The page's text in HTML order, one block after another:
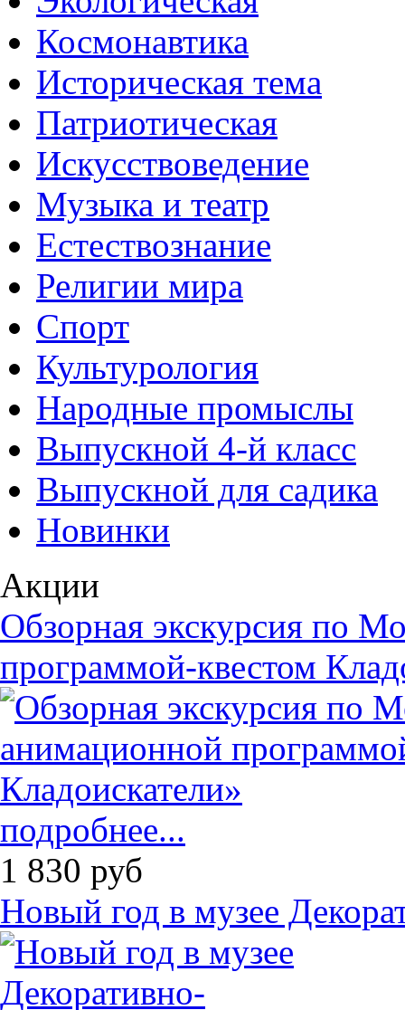
Космонавтика
Историческая тема
Патриотическая
Искусствоведение
Музыка и театр
Естествознание
Религии мира
Спорт
Культурология
Народные промыслы
Выпускной 4-й класс
Выпускной для садика
Новинки
Акции
Обзорная экскурсия по
программой-квестом
подробнее...
1 830 руб
Новый год в музее